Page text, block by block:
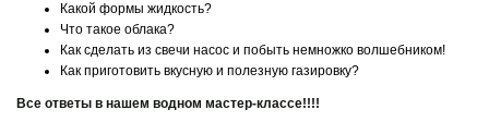
Какой формы жидкость?
Что такое облака?
Как сделать из свечи насос и побыть немножко волшебником!
Как приготовить вкусную и полезную газировку?
Все ответы в нашем водном мастер-классе!!!!